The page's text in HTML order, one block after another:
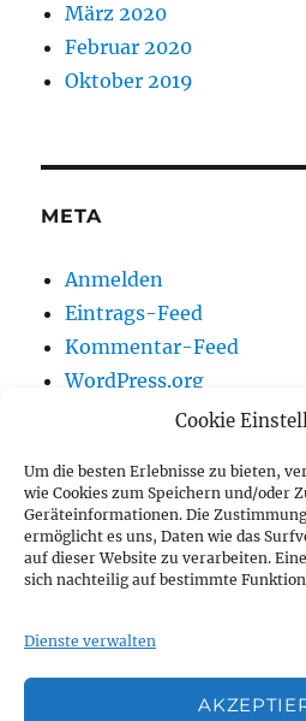
Cookie
Um die besten Erlebnisse zu bieten,
wie Cookies zum Speichern und/oder
Geräteinformationen. Die
ermöglicht es uns, Daten wie das
auf dieser Website zu verarbeiten.
sich nachteilig auf bestimmte
Dienste verwalten
März 2020
Februar 2020
Oktober 2019
META
Anmelden
Eintrags-Feed
Kommentar-Feed
WordPress.org
Vereinsnews
Wir auf Youtube